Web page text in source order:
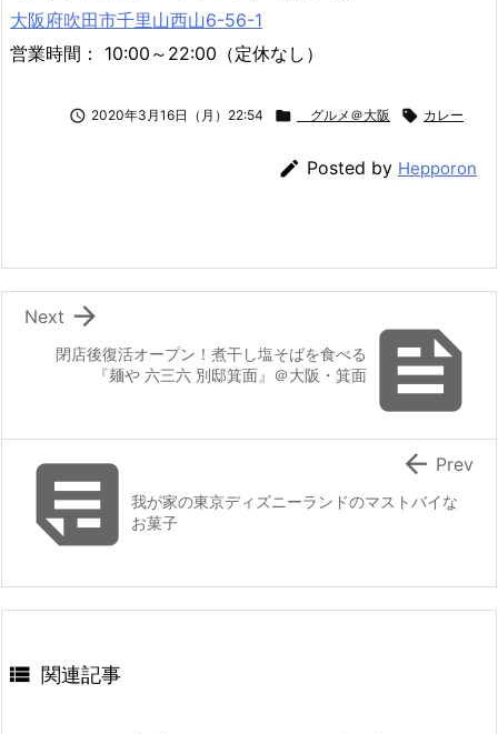
大阪府吹田市千里山西山6-56-1
営業時間： 10:00～22:00（定休なし）
 2020年3月16日（月）22:54  グルメ＠大阪  カレー
 Posted by Hepporon

閉店後復活オープン！煮干し塩そばを食べる
『麺や 六三六 別邸箕面』＠大阪・箕面

Next
我が家の東京ディズニーランドのマストバイな
お菓子
 Prev
 関連記事